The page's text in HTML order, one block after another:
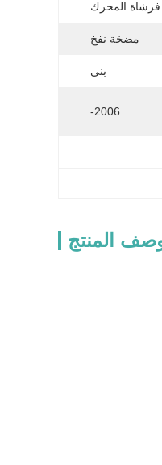
فرشاة المحرك
مضخة نفخ
بني
2006-
المنتج